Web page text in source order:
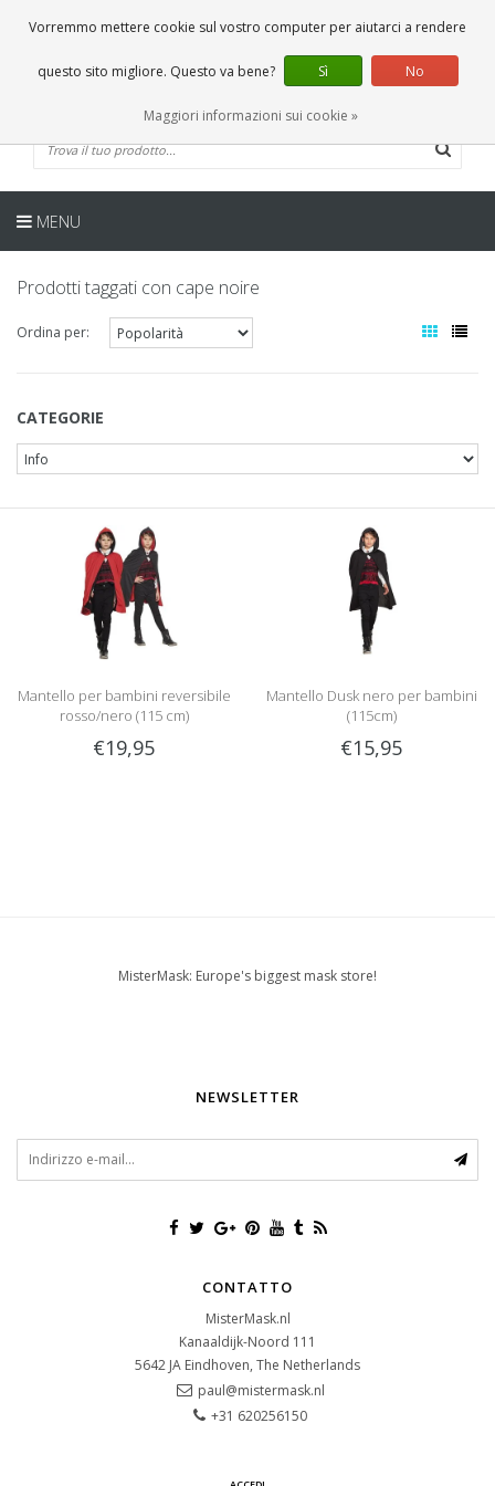
0 Articoli
IT
MENU
Prodotti taggati con cape noire
Ordina per:
CATEGORIE
Mantello per bambini reversibile
rosso/nero (115 cm)
€19,95
Mantello Dusk nero per bambini
(115cm)
€15,95
MisterMask: Europe's biggest mask store!
NEWSLETTER
CONTATTO
MisterMask.nl
Kanaaldijk-Noord 111
5642 JA Eindhoven, The Netherlands
paul@mistermask.nl
+31 620256150
Vorremmo mettere cookie sul vostro computer per aiutarci a rendere
questo sito migliore. Questo va bene? Sì No
Maggiori informazioni sui cookie »